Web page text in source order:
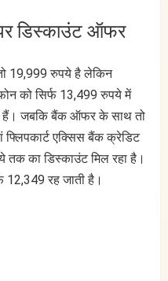
डिस्काउंट ऑफर
19,999 रुपये है लेकिन
को सिर्फ 13,499 रुपये में
हैं। जबकि बैंक ऑफर के साथ तो
फ्लिपकार्ट एक्सिस बैंक क्रेडिट
का डिस्काउंट मिल रहा है।
रह जाती है।